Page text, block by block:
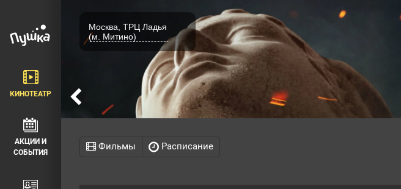
КИНОТЕАТР
АКЦИИ И
СОБЫТИЯ
Москва, ТРЦ Ладья
(м. Митино)
Фильмы Расписание